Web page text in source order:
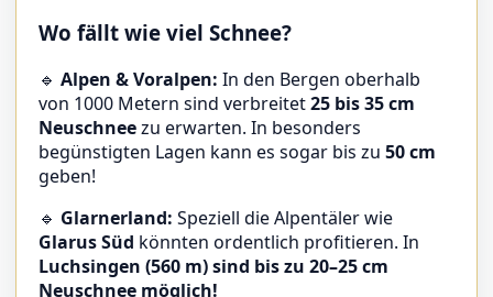
Wo fällt wie viel Schnee?
🔹 Alpen & Voralpen: In den Bergen oberhalb
von 1000 Metern sind verbreitet25 bis 35 cm
Neuschneezu erwarten. In besonders
begünstigten Lagen kann es sogar bis zu 50 cm
geben!
🔹 Glarnerland: Speziell die Alpentäler wie
Glarus Süd könnten ordentlich profitieren. In
Luchsingen (560 m) sind bis zu 20–25 cm
Neuschnee möglich!